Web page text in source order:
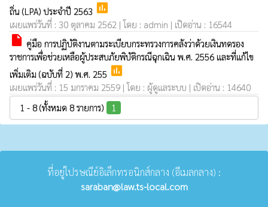
ถิ่น (LPA) ประจำปี 2563 poll
เผยแพร่วันที่ : 30 ตุลาคม 2562 | โดย : admin | เปิดอ่าน : 16544
insert_drive_file คู่มือ การปฏิบัติงานตามระเบียบกระทรวงการคลังว่าด้วยเงินทดรอง
ราชการเพื่อช่วยเหลือผู้ประสบภัยพิบัติกรณีฉุกเฉิน พ.ศ. 2556 และที่แก้ไข
เพิ่มเติม (ฉบับที่ 2) พ.ศ. 255 poll
เผยแพร่วันที่ : 15 มกราคม 2559 | โดย : ผู้ดูแลระบบ | เปิดอ่าน : 14640
1 - 8 (ทั้งหมด 8 รายการ)
1
ที่อยู่ไปรษณีย์อิเล็กทรอนิกส์กลาง (อีเมลกลาง) :
saraban@law.ts-local.com